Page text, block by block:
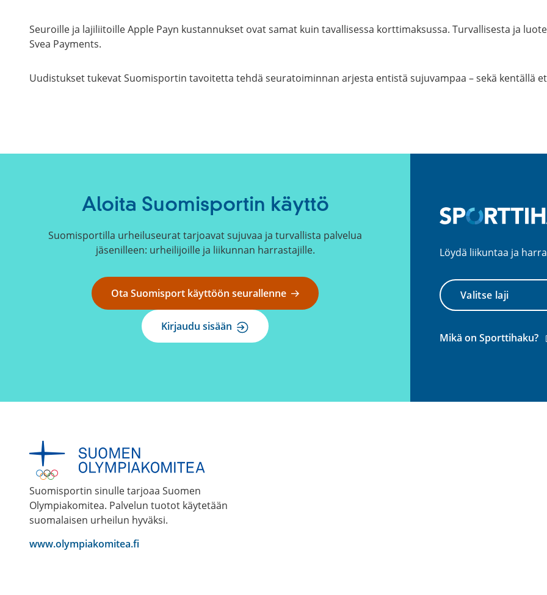
Seuroille ja lajiliitoille Apple Payn kustannukset ovat samat kuin tavallisessa korttimaksussa. Turvallisesta ja
Svea Payments.
Uudistukset tukevat Suomisportin tavoitetta tehdä seuratoiminnan arjesta entistä sujuvampaa – sekä kentällä
Aloita Suomisportin käyttö
Suomisportilla urheiluseurat tarjoavat sujuvaa ja turvallista palvelua
jäsenilleen: urheilijoille ja liikunnan harrastajille.
Ota Suomisport käyttöön seurallenne
Kirjaudu sisään
Löydä liikuntaa ja
Valitse
laji
Mikä on Sporttihaku?
Suomisportin sinulle tarjoaa Suomen
Olympiakomitea. Palvelun tuotot käytetään
suomalaisen urheilun hyväksi.
www.olympiakomitea.fi